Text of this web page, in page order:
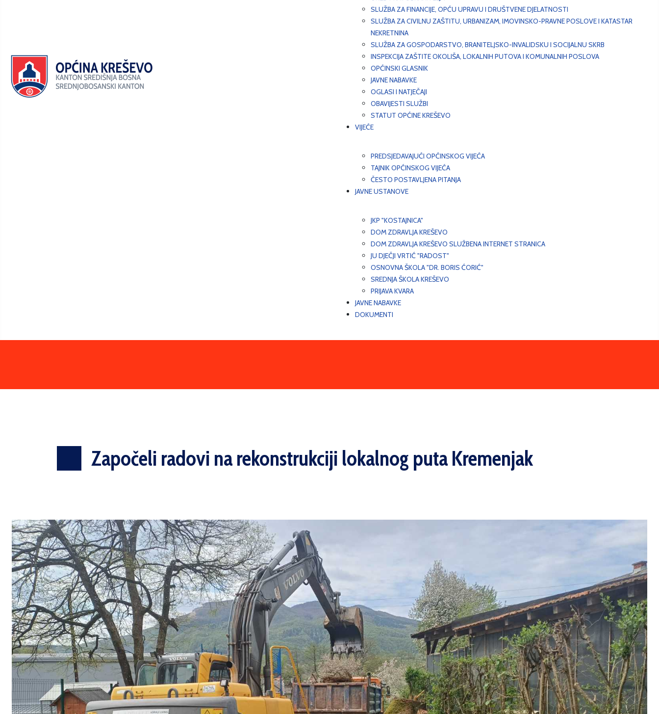
SLUŽBA ZA FINANCIJE, OPĆU UPRAVU I DRUŠTVENE DJELATNOSTI
SLUŽBA ZA CIVILNU ZAŠTITU, URBANIZAM, IMOVINSKO-PRAVNE POSLOVE I KATASTAR
NEKRETNINA
SLUŽBA ZA GOSPODARSTVO, BRANITELJSKO-INVALIDSKU I SOCIJALNU SKRB
INSPEKCIJA ZAŠTITE OKOLIŠA, LOKALNIH PUTOVA I KOMUNALNIH POSLOVA
OPĆINSKI GLASNIK
JAVNE NABAVKE
OGLASI I NATJEČAJI
OBAVIJESTI SLUŽBI
STATUT OPĆINE KREŠEVO
VIJEĆE
PREDSJEDAVAJUĆI OPĆINSKOG VIJEĆA
TAJNIK OPĆINSKOG VIJEĆA
ČESTO POSTAVLJENA PITANJA
JAVNE USTANOVE
JKP "KOSTAJNICA"
DOM ZDRAVLJA KREŠEVO
DOM ZDRAVLJA KREŠEVO SLUŽBENA INTERNET STRANICA
JU DJEČJI VRTIĆ "RADOST"
OSNOVNA ŠKOLA "DR. BORIS ĆORIĆ"
SREDNJA ŠKOLA KREŠEVO
PRIJAVA KVARA
JAVNE NABAVKE
DOKUMENTI
Započeli radovi na rekonstrukciji lokalnog puta Kremenjak